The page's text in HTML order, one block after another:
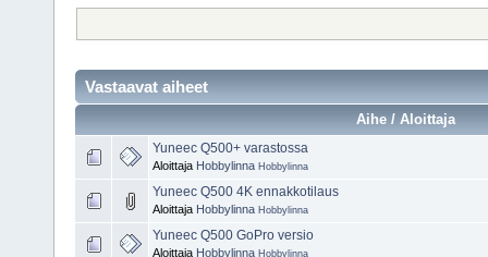
Vastaavat aiheet
Aihe / Aloittaja
Yuneec Q500+ varastossa
Aloittaja Hobbylinna Hobbylinna
Yuneec Q500 4K ennakkotilaus
Aloittaja Hobbylinna Hobbylinna
Yuneec Q500 GoPro versio
Aloittaja Hobbylinna Hobbylinna